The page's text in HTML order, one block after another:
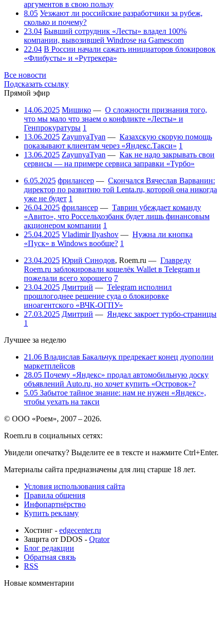
аргументов в свою пользу
8.05 Уезжают ли российские разработчики за рубеж,
сколько и почему?
23.04 Бывший сотрудник «Лесты» владел 100%
компании, вывозившей Windrose на Gamescom
22.04 В России начали сажать инициаторов блокировок
«Флибусты» и «Рутрекера»
Все новости
Подсказать ссылку
Прямой эфир
14.06.2025 Мишико — О сложности признания того,
что мы мало что знаем о конфликте «Лесты» и
Генпрокуратуры 1
13.06.2025 ZayunyaTyan — Казахскую скорую помощь
показывают клиентам через «Яндекс.Такси» 1
13.06.2025 ZayunyaTyan — Как не надо закрывать свои
сервисы — на примере сервиса заправки «Турбо»
6.05.2025 фрилансер — Скончался Вячеслав Варванин:
директор по развитию той Lenta.ru, которой она никогда
уже не будет 1
26.04.2025 фрилансер — Таврин убеждает команду
«Авито», что Россельхозбанк будет лишь финансовым
акционером компании 1
25.04.2025 Vladimir Ilyashov — Нужна ли кнопка
«Пуск» в Windows вообще? 1
23.04.2025 Юрий Синодов, Roem.ru — Главреду
Roem.ru заблокировали кошелёк Wallet в Telegram и
пожелали всего хорошего 7
23.04.2025 Дмитрий — Telegram исполнил
прошлогоднее решение суда о блокировке
иноагентского «ВЧК-ОГПУ»
27.03.2025 Дмитрий — Яндекс закроет турбо-страницы
1
Лучшее за неделю
21.06 Владислав Бакальчук предрекает конец дуополии
маркетплейсов
28.05 Почему «Яндекс» продал автомобильную доску
объявлений Auto.ru, но хочет купить «Островок»?
5.05 Забытое тайное знание: нам не нужен «Яндекс»,
чтобы уехать на такси
© ООО «Роем», 2007 – 2026.
Roem.ru в социальных сетях:
Увидели опечатку? Выделите ее в тексте и нажмите Ctrl+Enter.
Материалы сайта предназначены для лиц старше 18 лет.
Условия использования сайта
Правила общения
Инфопартнёрство
Купить рекламу
Хостинг - edgecenter.ru
Защита от DDOS - Qrator
Блог редакции
Обратная связь
RSS
Новые комментарии